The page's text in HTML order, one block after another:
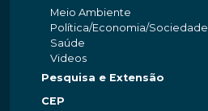
Meio Ambiente
Política/Economia/Sociedade
Saúde
Videos
Pesquisa e Extensão
CEP